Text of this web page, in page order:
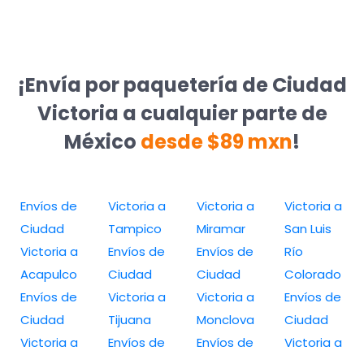
¡Envía por paquetería de Ciudad
Victoria a cualquier parte de
México desde $89 mxn!
Envíos de
Ciudad
Victoria a
Acapulco
Envíos de
Ciudad
Victoria a
Victoria a
Tampico
Envíos de
Ciudad
Victoria a
Tijuana
Envíos de
Victoria a
Miramar
Envíos de
Ciudad
Victoria a
Monclova
Envíos de
Victoria a
San Luis
Río
Colorado
Envíos de
Ciudad
Victoria a